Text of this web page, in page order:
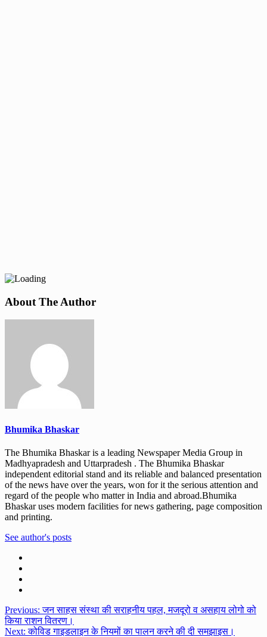
About The Author
Bhumika Bhaskar
The Bhumika Bhaskar is a leading Newspaper Media Group in
Madhyapradesh and Uttarpradesh . The Bhumika Bhaskar
independent editorial stand and its reliable and balanced presentation
of the news have over the years, won for it the serious attention and
regard of the people who matter in India and abroad.Bhumika
Bhaskar uses modern facilities for news gathering, page composition
and printing.
See author's posts
Post
navigation
Previous:जन साहस संस्था की सराहनीय पहल, मजदूरो व असहाय लोगो को
किया राशन वितरण।
Next:कोविड गाइडलाइन के नियमों का पालन करने की दी समझाइस।